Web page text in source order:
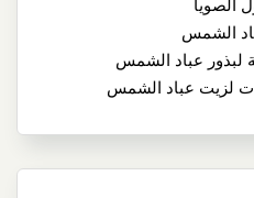
الصويا
الشمس
لبذور عباد الشمس
لزيت عباد الشمس